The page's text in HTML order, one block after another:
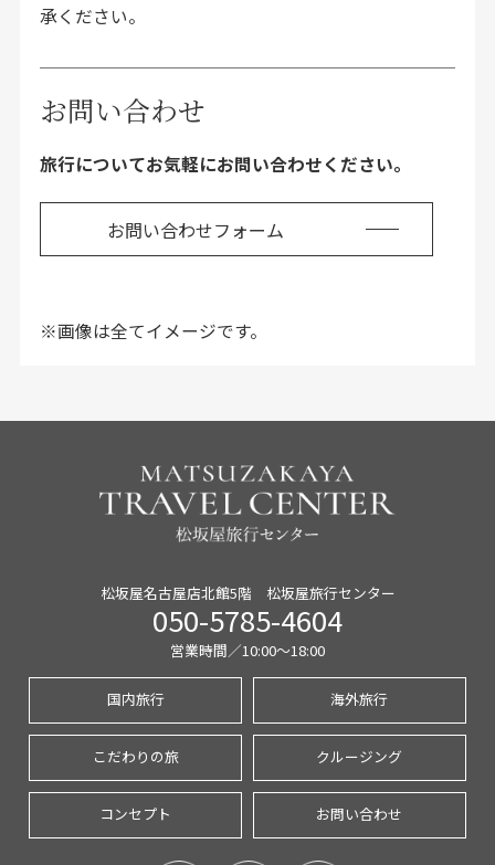
承ください。
お問い合わせ
旅行についてお気軽にお問い合わせください。
お問い合わせフォーム
※画像は全てイメージです。
松坂屋名古屋店北館5階 松坂屋旅行センター
050-5785-4604
営業時間／10:00〜18:00
国内旅行 海外旅行
こだわりの旅 クルージング
コンセプト お問い合わせ